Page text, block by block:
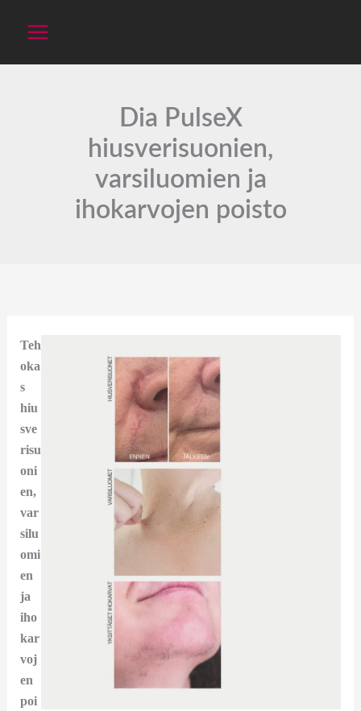
sisältöön
Dia PulseX
hiusverisuonien,
varsiluomien ja
ihokarvojen poisto
Teh
oka
s
hiu
sve
risu
oni
en,
var
silu
omi
en
ja
iho
kar
voj
en
poi